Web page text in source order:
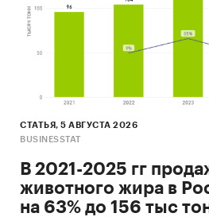
цемента
В работе представлены
компаний-производителей
динамике финансовых
основных учредителей и т.д.
Цены на продукцию
Средние цены
СТАТЬЯ, 5 АВГУСТА 2026
BUSINESSTAT
В 2021-2025 гг
животного жира в
на 63% до 156 тыс